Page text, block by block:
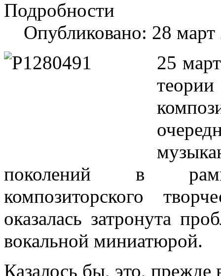
Подробности
Опубликовано: 28 март
25
поколений в
композиторского
оказалась затронута
вокальной миниатюрой.
Казалось бы, это, прежде